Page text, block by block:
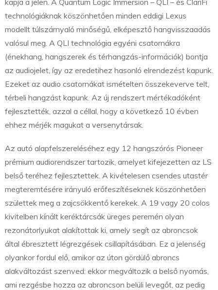
technológiáknak köszönhetően minden eddigi Lexus
modellt túlszárnyaló minőségű, elképesztő hangvisszaadás
valósul meg. A QLI technológia egyéni csatornákra
(énekhang, hangszerek és térhangzás-információk) bontja
az audiojelet, így az eredetihez hasonló elrendezést kapunk.
Ezeket az audio csatornákat ismételten összekeverve telt,
térbeli hangzást kapunk. Az új rendszert mértékadóként
fejlesztették, azzal a céllal, hogy a következő 10 évben
ehhez mérjék magukat a versenytársak.
Az autó alapfelszereléséhez egy 12 hangszórós Pioneer
prémium audiorendszer tartozik, amelyet kifejezetten az LS
belső teréhez fejlesztettek. A kivételesen csendes utastér
megteremtésére irányuló erőfeszítéseknek köszönhetően
születtek meg a zajcsökkentő kerekek. A 19 vagy 20 colos
kivitelben kínált keréktárcsák üreges peremén olyan
rezonátorlyukat alakítottak ki, amely segít az abroncsok
által ébresztett légrezgések csillapításában. Ez a jelenség
olyankor fordul elő, amikor az úton gördülő abroncs
alakváltozást szenved: ekkor megváltozik a belső nyomás,
ami rezgésbe hozza az abroncson belüli levegőt, az pedig